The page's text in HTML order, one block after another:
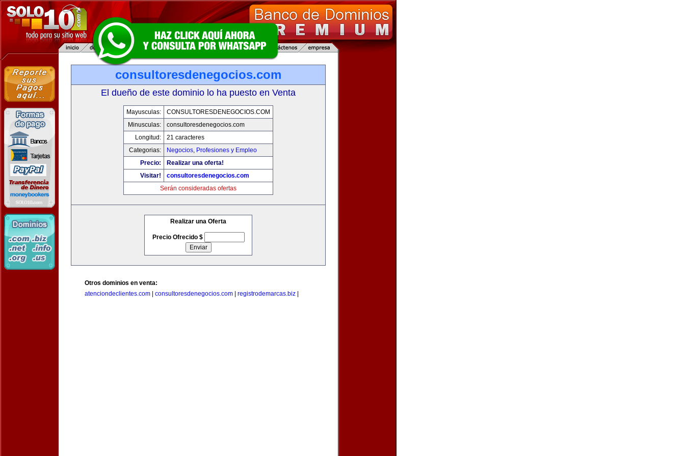
consultoresdenegocios.com
El dueño de este dominio lo ha puesto en Venta
Mayusculas:
CONSULTORESDENEGOCIOS.COM
Minusculas:
consultoresdenegocios.com
Longitud:
21 caracteres
Categorias:
Negocios, Profesiones y Empleo
Precio:
Realizar una oferta!
Visitar!
consultoresdenegocios.com
Serán consideradas ofertas
Realizar una Oferta
Precio Ofrecido $
Otros dominios en venta:
atenciondeclientes.com
consultoresdenegocios.com registrodemarcas.biz